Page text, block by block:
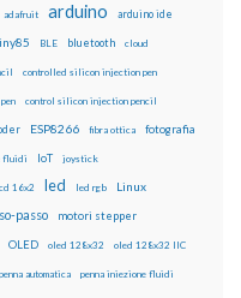
adafruit arduino arduino ide
BLE bluetooth cloud
controlled silicon injection pen
control silicon injection pencil
ESP8266 fibra ottica fotografia
fluidi IoT joystick
16x2 led led rgb Linux
passo motori stepper
OLED oled 128x32 oled 128x32 IIC
penna automatica penna iniezione fluidi